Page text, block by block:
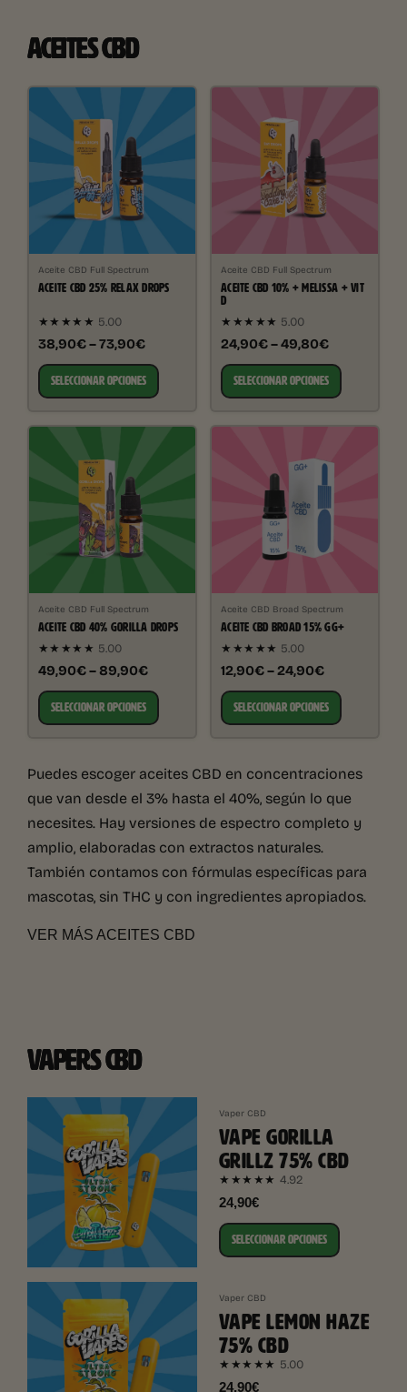
ACEITES CBD
Aceite CBD Full Spectrum
ACEITE CBD 25% RELAX DROPS
★★★★★ 5.00
38,90€ – 73,90€
SELECCIONAR OPCIONES
Aceite CBD Full Spectrum
ACEITE CBD 10% + MELISSA + VIT
D
★★★★★ 5.00
24,90€ – 49,80€
SELECCIONAR OPCIONES
Aceite CBD Full Spectrum
ACEITE CBD 40% GORILLA DROPS
★★★★★ 5.00
49,90€ – 89,90€
SELECCIONAR OPCIONES
Aceite CBD Broad Spectrum
ACEITE CBD BROAD 15% GG+
★★★★★ 5.00
12,90€ – 24,90€
SELECCIONAR OPCIONES
Puedes escoger aceites CBD en concentraciones
que van desde el 3% hasta el 40%, según lo que
necesites. Hay versiones de espectro completo y
amplio, elaboradas con extractos naturales.
También contamos con fórmulas específicas para
mascotas, sin THC y con ingredientes apropiados.
VER MÁS ACEITES CBD
VAPERS CBD
Vaper CBD
VAPE GORILLA
GRILLZ 75% CBD
★★★★★ 4.92
24,90€
SELECCIONAR OPCIONES
Vaper CBD
VAPE LEMON HAZE
75% CBD
★★★★★ 5.00
24,90€